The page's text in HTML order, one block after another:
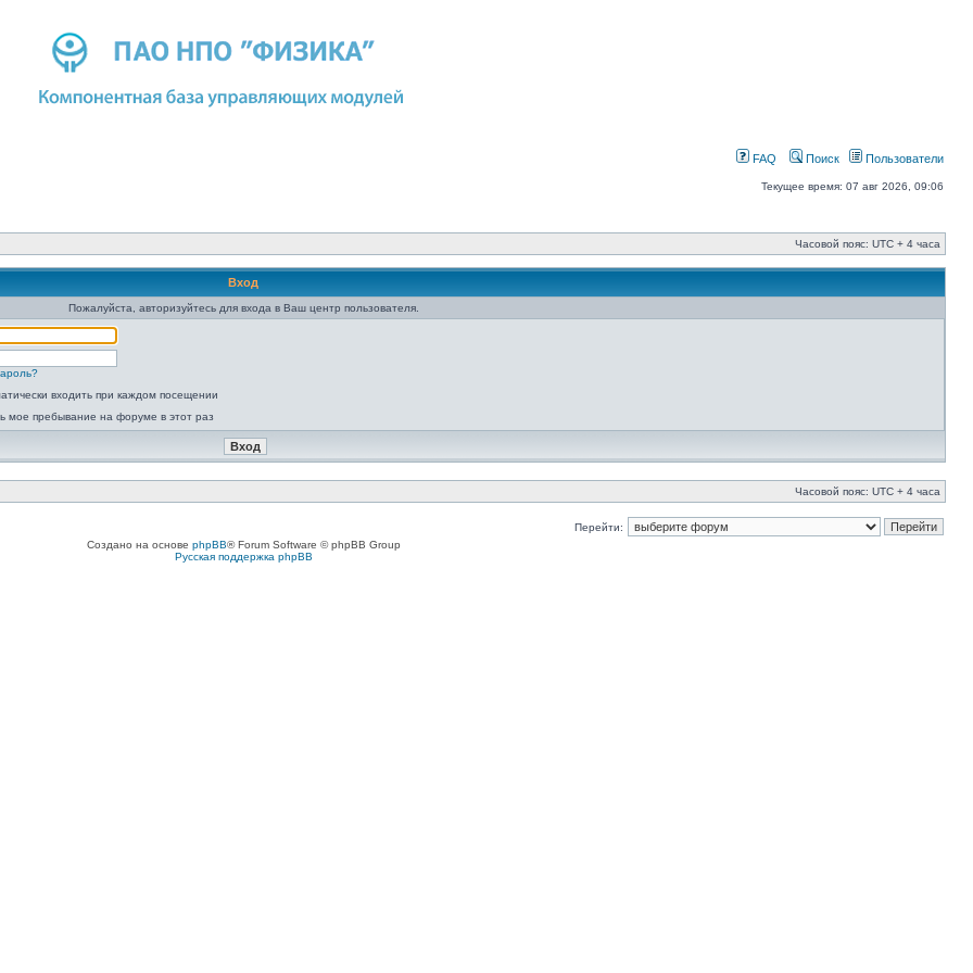
FAQ Поиск Пользователи
Текущее время: 07 авг 2026, 09:06
Часовой пояс: UTC + 4 часа
Вход
Пожалуйста, авторизуйтесь для входа в Ваш центр пользователя.
входить при каждом посещении
мое пребывание на форуме в этот раз
Часовой пояс: UTC + 4 часа
Перейти:
Создано на основе phpBB® Forum Software © phpBB Group
Русская поддержка phpBB